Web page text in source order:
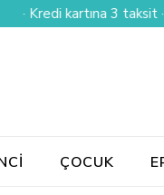
kartına 3 taksit ·
ÇOCUK